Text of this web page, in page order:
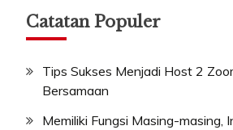
Catatan Populer
Tips Sukses Menjadi Host 2
Bersamaan
Memiliki Fungsi Masing-masing,